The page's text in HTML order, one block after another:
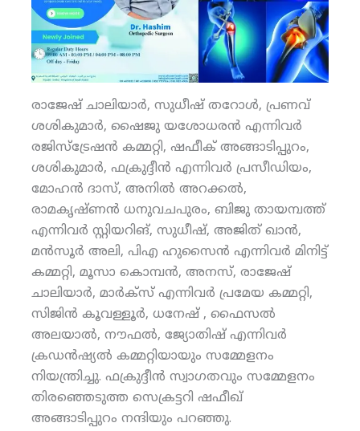
രാജേഷ് ചാലിയാര്‍, സുധീഷ് തറോള്‍, പ്രണവ്
ശശികുമാര്‍, ഷൈജു യശോധരന്‍ എന്നിവര്‍
രജിസ്‌ട്രേഷന്‍ കമ്മറ്റി, ഷഫീക് അങ്ങാടിപ്പുറം,
ശശികുമാര്‍, ഫക്രുദ്ദീന്‍ എന്നിവര്‍ പ്രസീഡിയം,
മോഹന്‍ ദാസ്, അനില്‍ അറക്കല്‍,
രാമകൃഷ്ണന്‍ ധനുവചപുരം, ബിജു തായമ്പത്ത്
എന്നിവര്‍ സ്റ്റിയറിങ്, സുധീഷ്, അജിത് ഖാന്‍,
മന്‍സൂര്‍ അലി, പിഎ ഹുസൈന്‍ എന്നിവര്‍ മിനിട്ട്
കമ്മറ്റി, മൂസാ കൊമ്പന്‍, അനസ്, രാജേഷ്
ചാലിയാര്‍, മാര്‍ക്‌സ് എന്നിവര്‍ പ്രമേയ കമ്മറ്റി,
സിജിന്‍ കൂവള്ളൂര്‍, ധനേഷ് , ഫൈസല്‍
അലയാല്‍, നൗഫല്‍, ജ്യോതിഷ് എന്നിവര്‍
ക്രഡന്‍ഷ്യല്‍ കമ്മറ്റിയായും സമ്മേളനം
നിയന്ത്രിച്ചു. ഫക്രുദ്ദീന്‍ സ്വാഗതവും സമ്മേളനം
തിരഞ്ഞെടുത്ത സെക്രട്ടറി ഷഫീഖ്
അങ്ങാടിപ്പുറം നന്ദിയും പറഞ്ഞു.